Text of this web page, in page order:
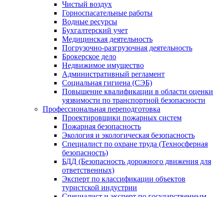
Чистый воздух
Горноспасательные работы
Водные ресурсы
Бухгалтерский учет
Медицинская деятельность
Погрузочно-разгрузочная деятельность
Брокерское дело
Недвижимое имущество
Административный регламент
Социальная гигиена (СЭБ)
Повышение квалификации в области оценки
уязвимости по транспортной безопасности
Профессиональная переподготовка
Проектировщики пожарных систем
Пожарная безопасность
Экология и экологическая безопасность
Специалист по охране труда (Техносферная
безопасность)
БДД (Безопасность дорожного движения для
ответственных)
Эксперт по классификации объектов
туристской индустрии